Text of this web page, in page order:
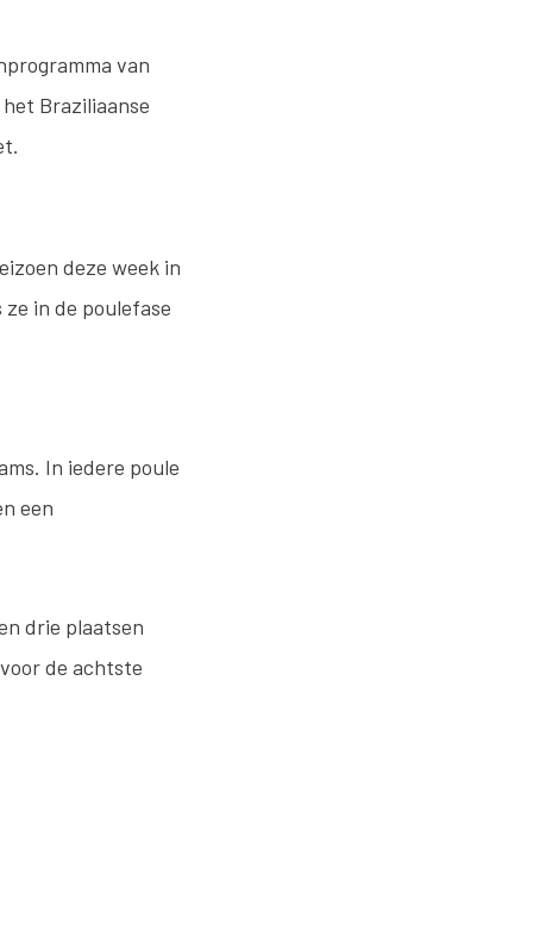
van
Braziliaanse
deze week in
in de poulefase
In iedere poule
een
drie plaatsen
de achtste